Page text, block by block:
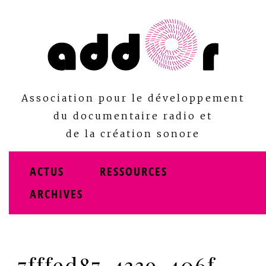
Association pour le développement
du documentaire radio et
de la création sonore
ACTUS
RESSOURCES
ARCHIVES